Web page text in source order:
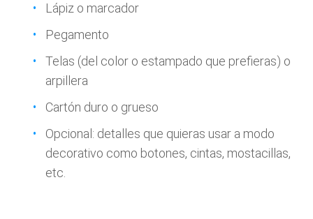
Lápiz o marcador
Pegamento
Telas (del color o estampado que prefieras) o
arpillera
Cartón duro o grueso
Opcional: detalles que quieras usar a modo
decorativo como botones, cintas, mostacillas,
etc.